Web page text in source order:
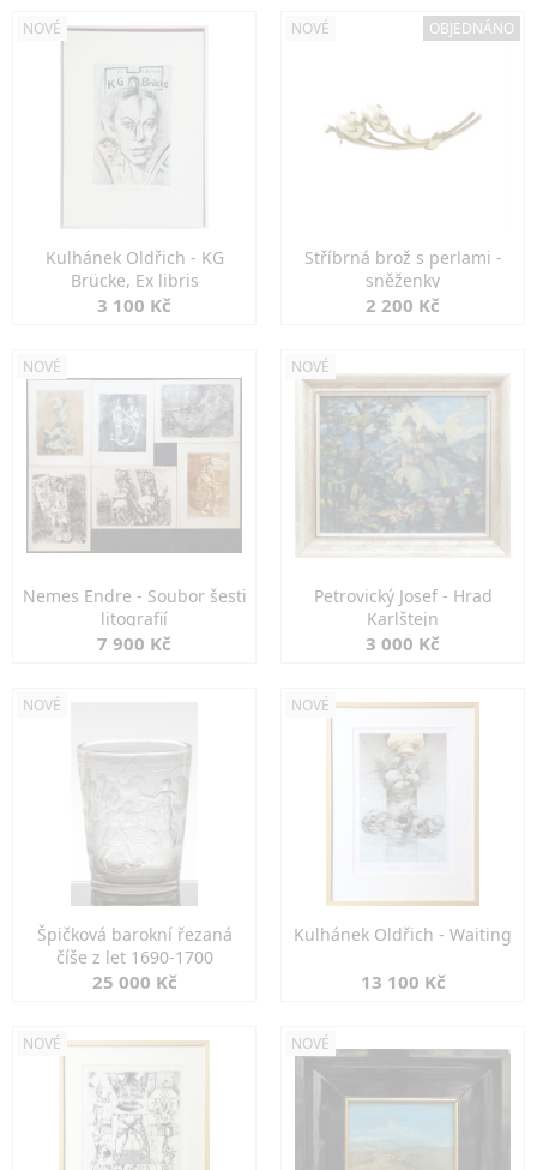
NOVÉ
Kulhánek Oldřich - KG
Brücke, Ex libris
3 100 Kč
NOVÉ OBJEDNÁNO
Stříbrná brož s perlami -
sněženky
2 200 Kč
NOVÉ
Nemes Endre - Soubor šesti
litografií
7 900 Kč
NOVÉ
Petrovický Josef - Hrad
Karlštejn
3 000 Kč
NOVÉ
Špičková barokní řezaná
číše z let 1690-1700
25 000 Kč
NOVÉ
Kulhánek Oldřich - Waiting
13 100 Kč
NOVÉ NOVÉ